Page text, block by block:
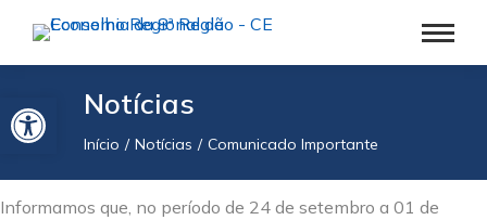
Barra de Ferramentas AbertaNotícias
Você está aqui:
Início Notícias Comunicado Importante
Informamos que, no período de 24 de setembro a 01 de